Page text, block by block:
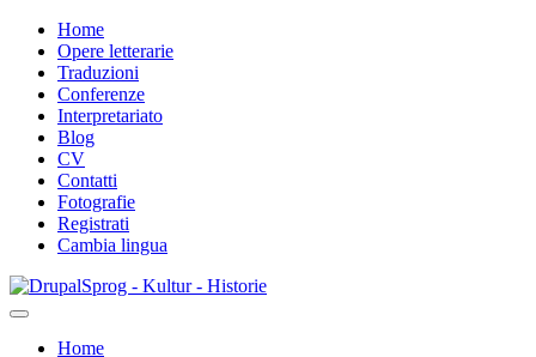
Home
Opere letterarie
Traduzioni
Conferenze
Interpretariato
Blog
CV
Contatti
Fotografie
Registrati
Cambia lingua
Salta
al
principale
Sprog - Kultur - Historie
Home